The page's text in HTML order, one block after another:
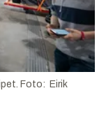
Foto: Eirik